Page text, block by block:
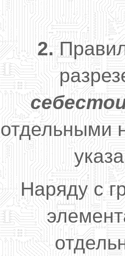
2.
отдельными
Наряду с